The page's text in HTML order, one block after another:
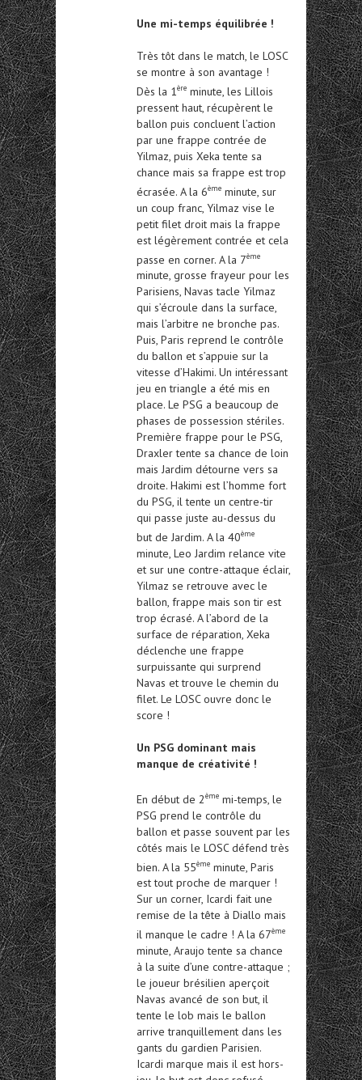
Une mi-temps équilibrée !
Très tôt dans le match, le LOSC
se montre à son avantage !
Dès la 1ère minute, les Lillois
pressent haut, récupèrent le
ballon puis concluent l’action
par une frappe contrée de
Yilmaz, puis Xeka tente sa
chance mais sa frappe est trop
écrasée. A la 6ème minute, sur
un coup franc, Yilmaz vise le
petit filet droit mais la frappe
est légèrement contrée et cela
passe en corner. A la 7ème
minute, grosse frayeur pour les
Parisiens, Navas tacle Yilmaz
qui s’écroule dans la surface,
mais l’arbitre ne bronche pas.
Puis, Paris reprend le contrôle
du ballon et s’appuie sur la
vitesse d’Hakimi. Un intéressant
jeu en triangle a été mis en
place. Le PSG a beaucoup de
phases de possession stériles.
Première frappe pour le PSG,
Draxler tente sa chance de loin
mais Jardim détourne vers sa
droite. Hakimi est l’homme fort
du PSG, il tente un centre-tir
qui passe juste au-dessus du
but de Jardim. A la 40ème
minute, Leo Jardim relance vite
et sur une contre-attaque éclair,
Yilmaz se retrouve avec le
ballon, frappe mais son tir est
trop écrasé. A l’abord de la
surface de réparation, Xeka
déclenche une frappe
surpuissante qui surprend
Navas et trouve le chemin du
filet. Le LOSC ouvre donc le
score !
Un PSG dominant mais
manque de créativité !
En début de 2ème mi-temps, le
PSG prend le contrôle du
ballon et passe souvent par les
côtés mais le LOSC défend très
bien. A la 55ème minute, Paris
est tout proche de marquer !
Sur un corner, Icardi fait une
remise de la tête à Diallo mais
il manque le cadre ! A la 67ème
minute, Araujo tente sa chance
à la suite d’une contre-attaque ;
le joueur brésilien aperçoit
Navas avancé de son but, il
tente le lob mais le ballon
arrive tranquillement dans les
gants du gardien Parisien.
Icardi marque mais il est hors-